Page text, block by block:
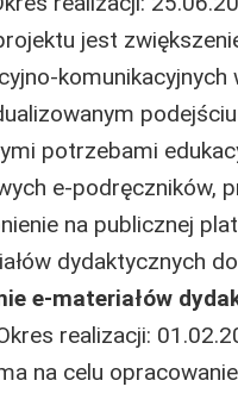
jest
potrzebami
e‑podręczników,
na publicznej
dydaktycznych
e-materiałów
realizacji:
na celu